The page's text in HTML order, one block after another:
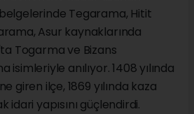
Tegarama, Hitit
Asur kaynaklarında
Togarma ve Bizans
isimleriyle anılıyor. 1408 yılında
giren ilçe, 1869 yılında kaza
yapısını güçlendirdi.